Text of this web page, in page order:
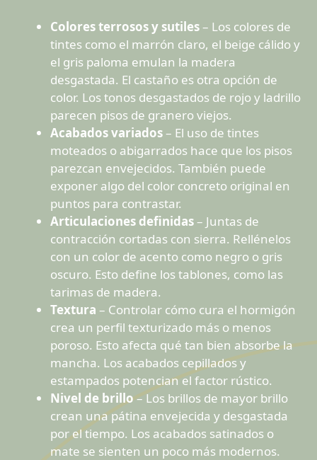
Colores terrosos y sutiles– Los colores de
tintes como el marrón claro, el beige cálido y
el gris paloma emulan la madera
desgastada. El castaño es otra opción de
color. Los tonos desgastados de rojo y ladrillo
parecen pisos de granero viejos.
Acabados variados– El uso de tintes
moteados o abigarrados hace que los pisos
parezcan envejecidos. También puede
exponer algo del color concreto original en
puntos para contrastar.
Articulaciones definidas– Juntas de
contracción cortadas con sierra. Rellénelos
con un color de acento como negro o gris
oscuro. Esto define los tablones, como las
tarimas de madera.
Textura – Controlar cómo cura el hormigón
crea un perfil texturizado más o menos
poroso. Esto afecta qué tan bien absorbe la
mancha. Los acabados cepillados y
estampados potencian el factor rústico.
Nivel de brillo – Los brillos de mayor brillo
crean una pátina envejecida y desgastada
por el tiempo. Los acabados satinados o
mate se sienten un poco más modernos.